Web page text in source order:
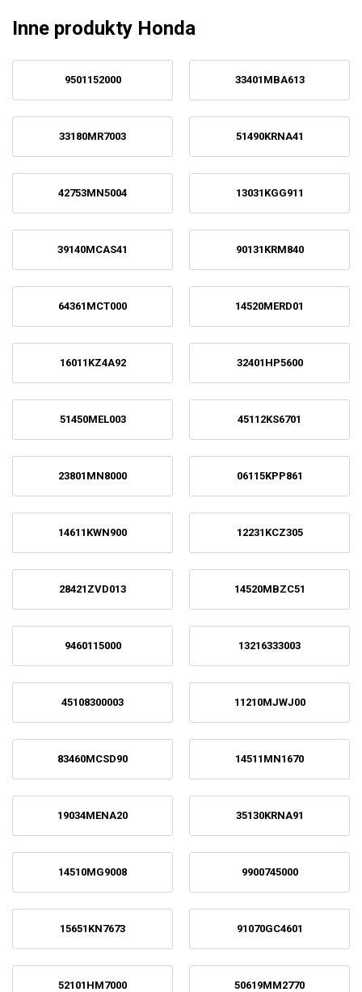
Inne produkty Honda
9501152000 33401MBA613
33180MR7003 51490KRNA41
42753MN5004 13031KGG911
39140MCAS41 90131KRM840
64361MCT000 14520MERD01
16011KZ4A92 32401HP5600
51450MEL003 45112KS6701
23801MN8000 06115KPP861
14611KWN900 12231KCZ305
28421ZVD013 14520MBZC51
9460115000 13216333003
45108300003 11210MJWJ00
83460MCSD90 14511MN1670
19034MENA20 35130KRNA91
14510MG9008 9900745000
15651KN7673 91070GC4601
52101HM7000 50619MM2770